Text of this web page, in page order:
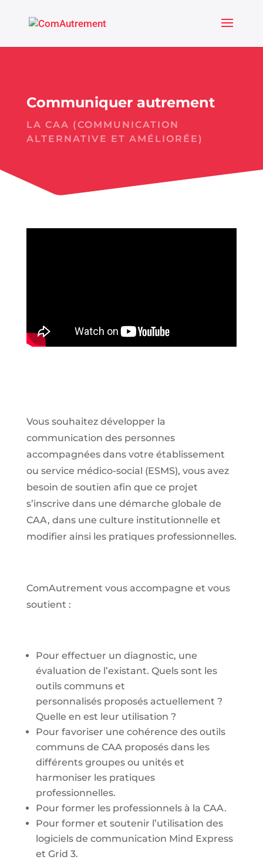
Communiquer autrement
LA CAA (COMMUNICATION
ALTERNATIVE ET AMÉLIORÉE)
Vous souhaitez développer la
communication des personnes
accompagnées dans votre établissement
ou service médico-social (ESMS), vous avez
besoin de soutien afin que ce projet
s’inscrive dans une démarche globale de
CAA, dans une culture institutionnelle et
modifier ainsi les pratiques professionnelles.
ComAutrement vous accompagne et vous
soutient :
Pour effectuer un diagnostic, une
évaluation de l’existant. Quels sont les
outils communs et
personnalisés proposés actuellement ?
Quelle en est leur utilisation ?
Pour favoriser une cohérence des outils
communs de CAA proposés dans les
différents groupes ou unités et
harmoniser les pratiques
professionnelles.
Pour former les professionnels à la CAA.
Pour former et soutenir l’utilisation des
logiciels de communication Mind Express
et Grid 3.